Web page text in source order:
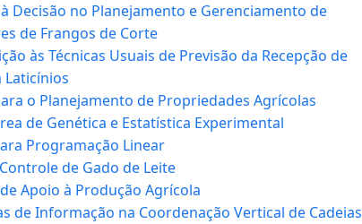
Decisão no Planejamento e Gerenciamento de
de Frangos de Corte
às Técnicas Usuais de Previsão da Recepção de
Laticínios
o Planejamento de Propriedades Agrícolas
de Genética e Estatística Experimental
Programação Linear
de Gado de Leite
Apoio à Produção Agrícola
de Informação na Coordenação Vertical de Cadeias